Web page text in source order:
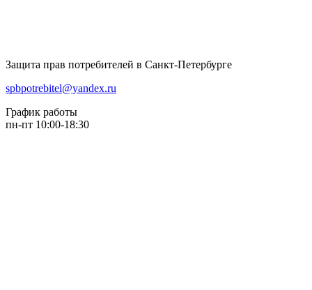
Защита прав потребителей в Санкт-Петербурге
spbpotrebitel@yandex.ru
График работы
пн-пт 10:00-18:30